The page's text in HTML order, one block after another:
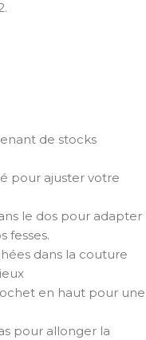
de stocks
pour ajuster votre
le dos pour adapter
fesses.
dans la couture
en haut pour une
pour allonger la